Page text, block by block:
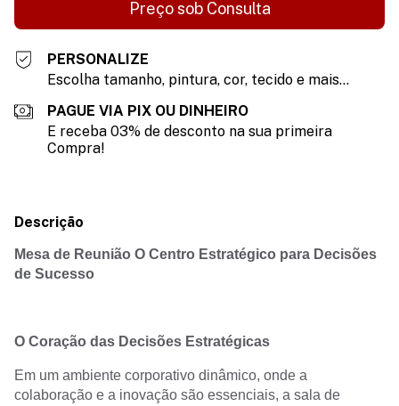
PERSONALIZE
Escolha tamanho, pintura, cor, tecido e mais...
PAGUE VIA PIX OU DINHEIRO
E receba 03% de desconto na sua primeira
Compra!
Descrição
Mesa de Reunião O Centro Estratégico para Decisões
de Sucesso
O Coração das Decisões Estratégicas
Em um ambiente corporativo dinâmico, onde a
colaboração e a inovação são essenciais, a sala de